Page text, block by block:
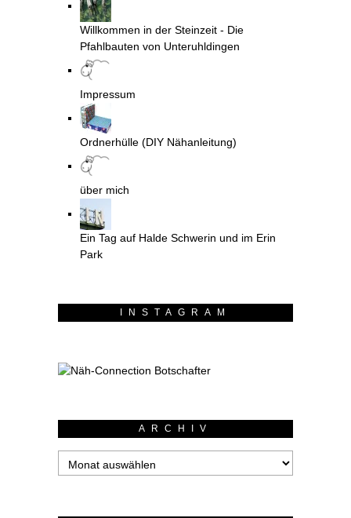
Willkommen in der Steinzeit - Die
Pfahlbauten von Unteruhldingen
Impressum
Ordnerhülle (DIY Nähanleitung)
über mich
Ein Tag auf Halde Schwerin und im Erin
Park
INSTAGRAM
ARCHIV